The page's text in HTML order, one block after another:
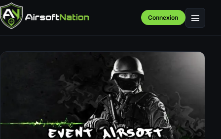
Connexion Menu